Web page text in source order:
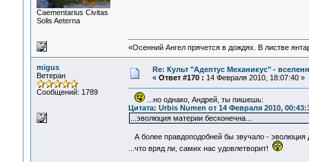
Сaementarius Civitas
Solis Aeterna
«Осенний Ангел прячется в дождях. В листве
migus
Ветеран
Сообщений: 1789
Re: Культ "Адептус Механикус" -
« Ответ #170 : 14 Февраля 2010, 18:07:40 »
...но однако, Андрей, ты пишешь:
Цитата: Urbis Numen от 14 Февраля 2010,
...эволюция материи бесконечна...
А более правдоподобней бы звучало -
...что вряд ли, самих нас удовлетворит!